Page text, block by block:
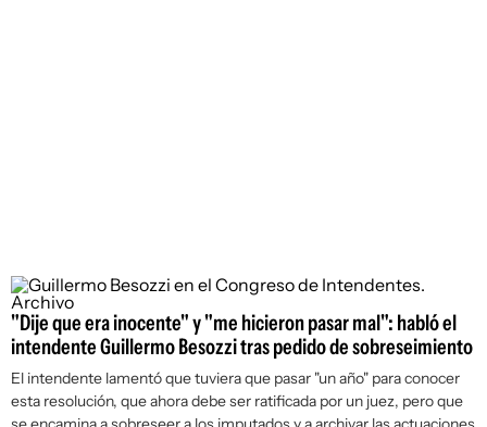
"Dije que era inocente" y "me hicieron pasar mal": habló el
intendente Guillermo Besozzi tras pedido de sobreseimiento
El intendente lamentó que tuviera que pasar "un año" para conocer
esta resolución, que ahora debe ser ratificada por un juez, pero que